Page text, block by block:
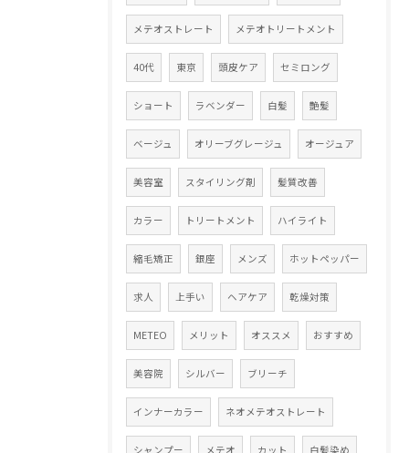
メテオストレート メテオトリートメント
40代 東京 頭皮ケア セミロング
ショート ラベンダー 白髪 艶髪
ベージュ オリーブグレージュ オージュア
美容室 スタイリング剤 髪質改善
カラー トリートメント ハイライト
縮毛矯正 銀座 メンズ ホットペッパー
求人 上手い ヘアケア 乾燥対策
METEO メリット オススメ おすすめ
美容院 シルバー ブリーチ
インナーカラー ネオメテオストレート
シャンプー メテオ カット 白髪染め